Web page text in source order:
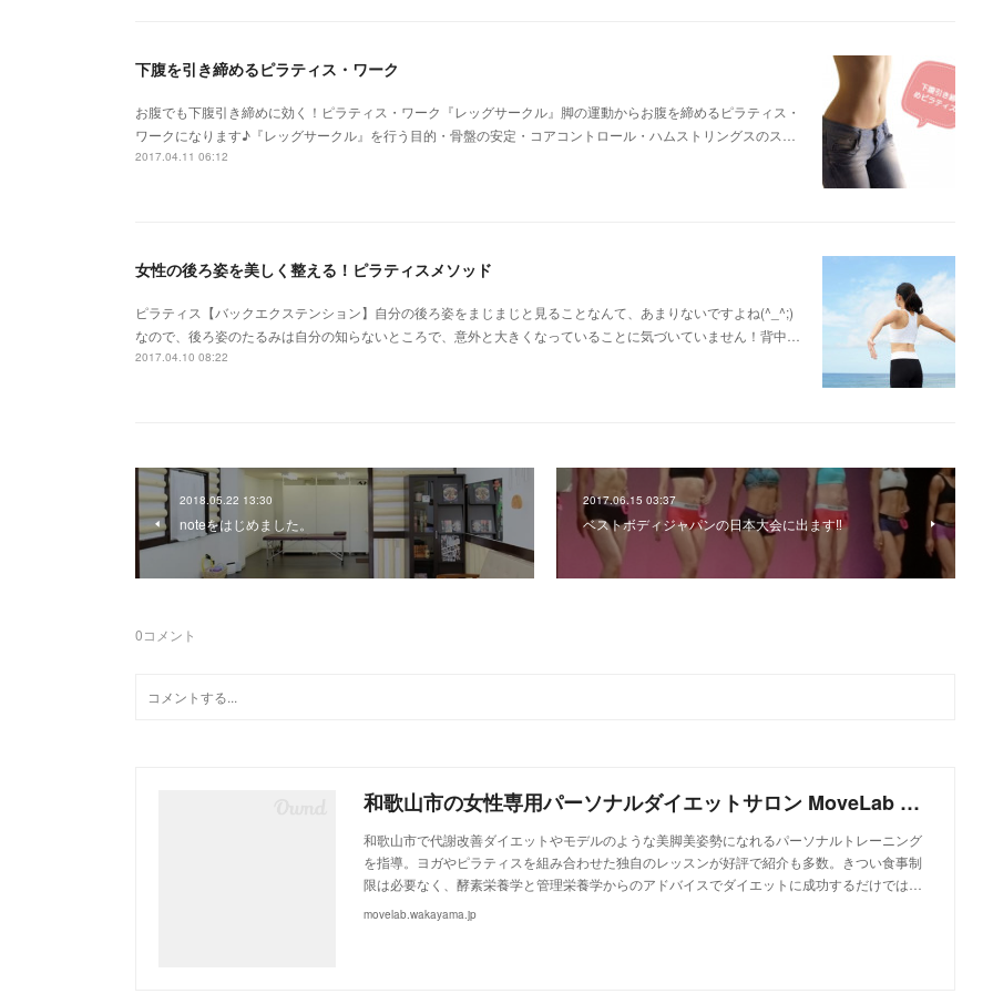
下腹を引き締めるピラティス・ワーク
お腹でも下腹引き締めに効く！ピラティス・ワーク『レッグサークル』脚の運動からお腹を締めるピラティス・
ワークになります♪『レッグサークル』を行う目的・骨盤の安定・コアコントロール・ハムストリングスのス…
2017.04.11 06:12
女性の後ろ姿を美しく整える！ピラティスメソッド
ピラティス【バックエクステンション】自分の後ろ姿をまじまじと見ることなんて、あまりないですよね(^_^;)
なので、後ろ姿のたるみは自分の知らないところで、意外と大きくなっていることに気づいていません！背中…
2017.04.10 08:22
2018.05.22 13:30
noteをはじめました。
2017.06.15 03:37
ベストボディジャパンの日本大会に出ます‼️
0コメント
和歌山市の女性専用パーソナルダイエットサロン MoveLab BEAUTY－ムーブラボビューティー
和歌山市で代謝改善ダイエットやモデルのような美脚美姿勢になれるパーソナルトレーニング
を指導。ヨガやピラティスを組み合わせた独自のレッスンが好評で紹介も多数。きつい食事制
限は必要なく、酵素栄養学と管理栄養学からのアドバイスでダイエットに成功するだけでは…
movelab.wakayama.jp